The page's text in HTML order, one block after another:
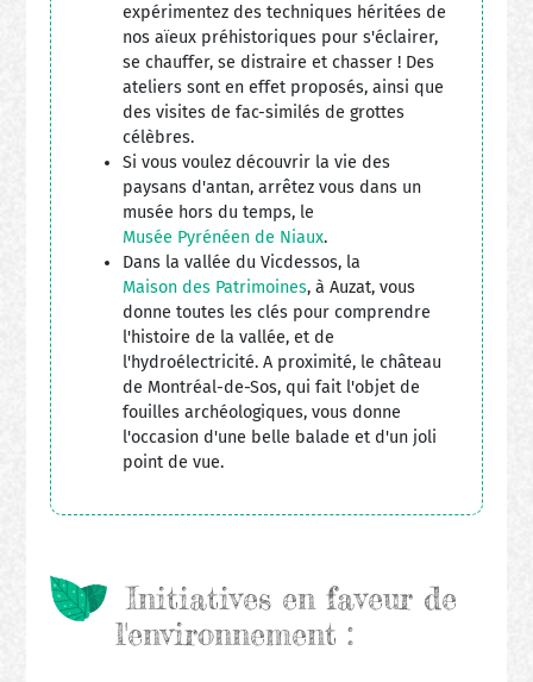
expérimentez des techniques héritées de
nos aïeux préhistoriques pour s'éclairer,
se chauffer, se distraire et chasser ! Des
ateliers sont en effet proposés, ainsi que
des visites de fac-similés de grottes
célèbres.
Si vous voulez découvrir la vie des
paysans d'antan, arrêtez vous dans un
musée hors du temps, le
Musée Pyrénéen de Niaux.
Dans la vallée du Vicdessos, la
Maison des Patrimoines, à Auzat, vous
donne toutes les clés pour comprendre
l'histoire de la vallée, et de
l'hydroélectricité. A proximité, le château
de Montréal-de-Sos, qui fait l'objet de
fouilles archéologiques, vous donne
l'occasion d'une belle balade et d'un joli
point de vue.
Initiatives en faveur de
l'environnement :